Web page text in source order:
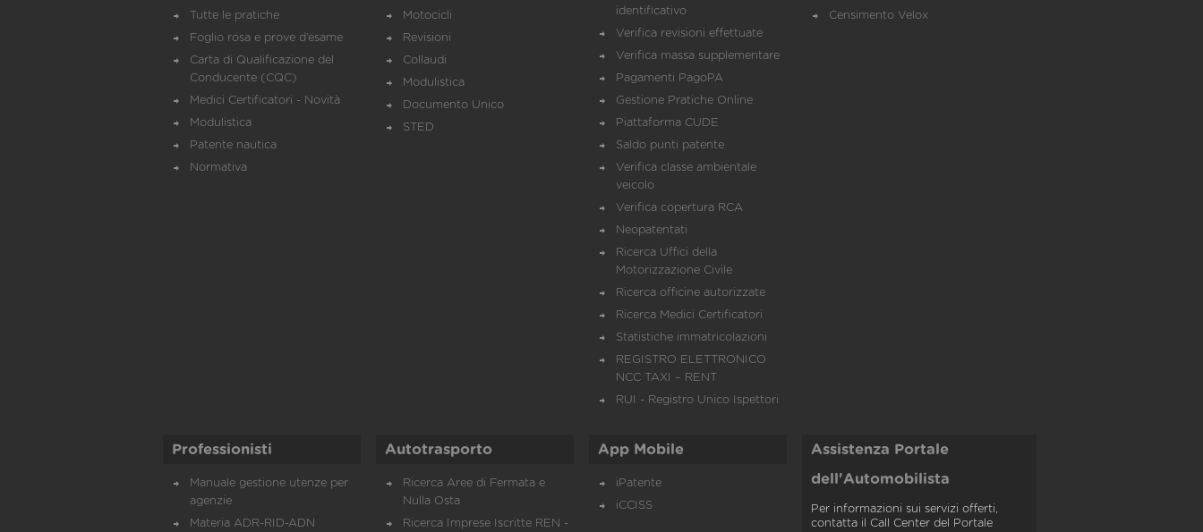
Tutte le pratiche
Foglio rosa e prove d’esame
Carta di Qualificazione del
Conducente (CQC)
Medici Certificatori - Novità
Modulistica
Patente nautica
Normativa
Motocicli
Revisioni
Collaudi
Modulistica
Documento Unico
STED
identificativo
Verifica revisioni effettuate
Verifica massa supplementare
Pagamenti PagoPA
Gestione Pratiche Online
Piattaforma CUDE
Saldo punti patente
Verifica classe ambientale
veicolo
Verifica copertura RCA
Neopatentati
Ricerca Uffici della
Motorizzazione Civile
Ricerca officine autorizzate
Ricerca Medici Certificatori
Statistiche immatricolazioni
REGISTRO ELETTRONICO
NCC TAXI – RENT
RUI - Registro Unico Ispettori
Censimento Velox
Professionisti
Manuale gestione utenze per
agenzie
Materia ADR-RID-ADN
Autotrasporto
Ricerca Aree di Fermata e
Nulla Osta
Ricerca Imprese Iscritte REN -
App Mobile
iPatente
iCCISS
Assistenza Portale
dell'Automobilista
Per informazioni sui servizi offerti,
contatta il Call Center del Portale